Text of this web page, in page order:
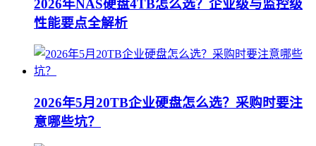
2026年NAS硬盘4TB怎么选？企业级与监控级
性能要点全解析
2026年5月20TB企业硬盘怎么选？采购时要注
意哪些坑？